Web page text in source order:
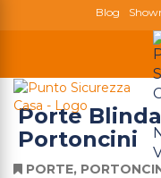
Blog
Porte
Portoncini
PORTE,